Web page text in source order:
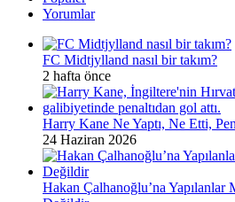
Yorumlar
FC Midtjylland nasıl bir takım?
2 hafta önce
Harry Kane Ne Yaptı, Ne Etti,
24 Haziran 2026
Hakan Çalhanoğlu’na Yapılanlar